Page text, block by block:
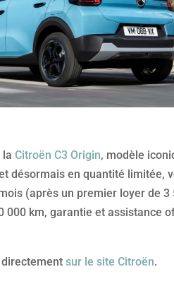
laCitroën C3 Origin, modèle
désormais en quantité limitée,
(après un premier loyer de 3
000 km, garantie et assistance
directementsur le site Citroën.